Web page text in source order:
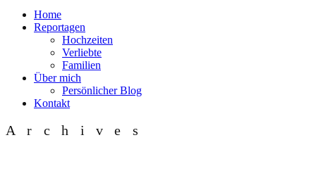
Home
Reportagen
Hochzeiten
Verliebte
Familien
Über mich
Persönlicher Blog
Kontakt
Archives